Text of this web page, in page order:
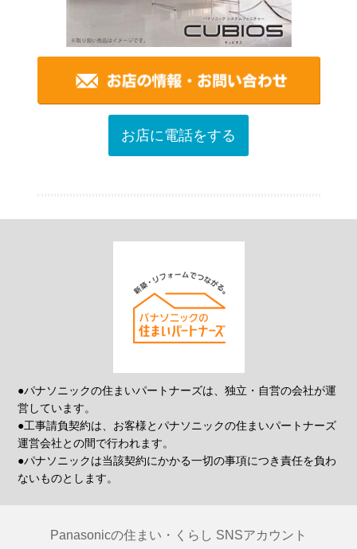
お店に電話をする
●パナソニックの住まいパートナーズは、独立・自営の会社が運
営しています。
●工事請負契約は、お客様とパナソニックの住まいパートナーズ
運営会社との間で行われます。
●パナソニックは当該契約にかかる一切の事項につき責任を負わ
ないものとします。
Panasonicの住まい・くらし SNSアカウント